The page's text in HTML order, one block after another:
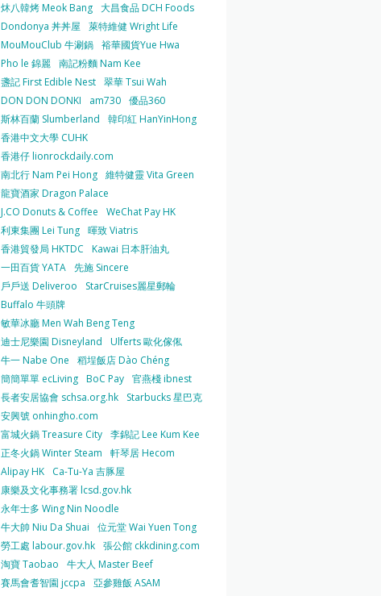
炑八韓烤 Meok Bang 大昌食品 DCH Foods
Dondonya 丼丼屋
萊特維健 Wright Life
MouMouClub 牛涮鍋 裕華國貨Yue Hwa
Pho le 錦麗 南記粉麵 Nam Kee
盞記 First Edible Nest 翠華 Tsui Wah
DON DON DONKI
am730 優品360
斯林百蘭 Slumberland
韓印紅 HanYinHong
香港中文大學 CUHK
香港仔 lionrockdaily.com
南北行 Nam Pei Hong 維特健靈 Vita Green
龍寶酒家 Dragon Palace
J.CO Donuts & Coffee
WeChat Pay HK
利東集團 Lei Tung 暉致 Viatris
香港貿發局 HKTDC
Kawai 日本肝油丸
一田百貨 YATA 先施 Sincere
戶戶送 Deliveroo
StarCruises麗星郵輪
Buffalo 牛頭牌
敏華冰廳 Men Wah Beng Teng
迪士尼樂園 Disneyland
Ulferts 歐化傢俬
牛一 Nabe One
稻埕飯店 Dào Chéng
簡簡單單 ecLiving BoC Pay 官燕棧 ibnest
長者安居協會 schsa.org.hk
Starbucks 星巴克
安興號 onhingho.com
富城火鍋 Treasure City 李錦記 Lee Kum Kee
正冬火鍋 Winter Steam
軒琴居 Hecom
Alipay HK
Ca-Tu-Ya 吉豚屋
康樂及文化事務署 lcsd.gov.hk
永年士多 Wing Nin Noodle
牛大帥 Niu Da Shuai
位元堂 Wai Yuen Tong
勞工處 labour.gov.hk 張公館 ckkdining.com
淘寶 Taobao
牛大人 Master Beef
賽馬會耆智園 jccpa
亞參雞飯 ASAM